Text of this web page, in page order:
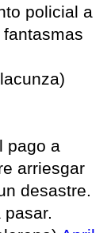
policial a
pago a
arriesgar
desastre.